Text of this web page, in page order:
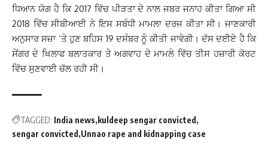
ਧਿਆਨ ਯੋਗ ਹੈ ਕਿ 2017 ਵਿੱਚ ਪੀੜਤਾ ਦੇ ਨਾਲ ਜਬਰ ਜਨਾਹ ਕੀਤਾ ਗਿਆ ਸੀ
2018 ਵਿੱਚ ਸੀਬੀਆਈ ਨੇ ਇਸ ਸਬੰਧੀ ਮਾਮਲਾ ਦਰਜ ਕੀਤਾ ਸੀ। ਜਾਣਕਾਰੀ
ਅਨੁਸਾਰ ਸਜ਼ਾ ‘ਤੇ ਹੁਣ ਬਹਿਸ 19 ਦਸੰਬਰ ਨੂੰ ਕੀਤੀ ਜਾਵੇਗੀ। ਦੱਸ ਦਈਏ ਹੈ ਕਿ
ਸੇਂਗਰ ਦੇ ਖਿਲਾਫ ਬਲਾਤਕਾਰ ਤੇ ਅਗਵਾਹ ਦੇ ਮਾਮਲੇ ਵਿੱਚ ਤੀਸ ਹਜ਼ਾਰੀ ਕੋਰਟ
ਵਿੱਚ ਸੁਣਵਾਈ ਚੱਲ ਰਹੀ ਸੀ।
TAGGED: India news kuldeep sengar convicted
sengar convicted Unnao rape and kidnapping case